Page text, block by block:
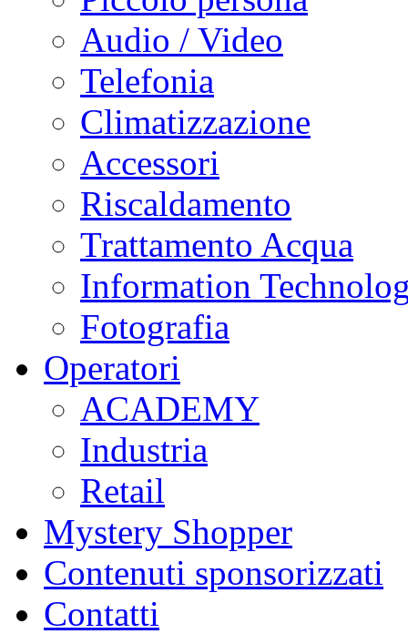
Audio / Video
Telefonia
Climatizzazione
Accessori
Riscaldamento
Trattamento Acqua
Information
Fotografia
Operatori
ACADEMY
Industria
Retail
Mystery Shopper
Contenuti sponsorizzati
Contatti